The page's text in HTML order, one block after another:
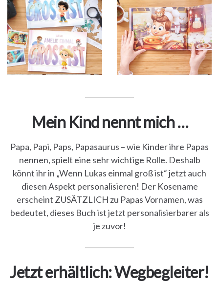
Mein Kind nennt mich …
Papa, Papi, Paps, Papasaurus – wie Kinder ihre Papas
nennen, spielt eine sehr wichtige Rolle. Deshalb
könnt ihr in „Wenn Lukas einmal groß ist“ jetzt auch
diesen Aspekt personalisieren! Der Kosename
erscheint ZUSÄTZLICH zu Papas Vornamen, was
bedeutet, dieses Buch ist jetzt personalisierbarer als
je zuvor!
Jetzt erhältlich: Wegbegleiter!